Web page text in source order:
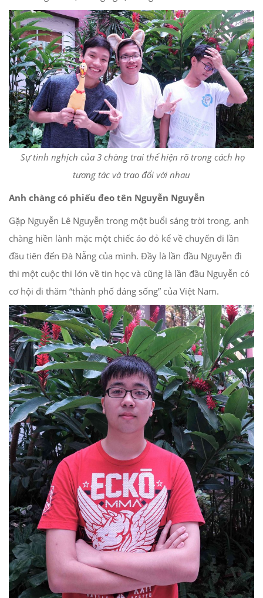
Sự tinh nghịch của 3 chàng trai thể hiện rõ trong cách họ
tương tác và trao đổi với nhau
Anh chàng có phiếu đeo tên Nguyễn Nguyễn
Gặp Nguyễn Lê Nguyễn trong một buổi sáng trời trong, anh
chàng hiền lành mặc một chiếc áo đỏ kể về chuyến đi lần
đầu tiên đến Đà Nẵng của mình. Đầy là lần đầu Nguyễn đi
thi một cuộc thi lớn về tin học và cũng là lần đầu Nguyễn có
cơ hội đi thăm “thành phố đáng sống” của Việt Nam.